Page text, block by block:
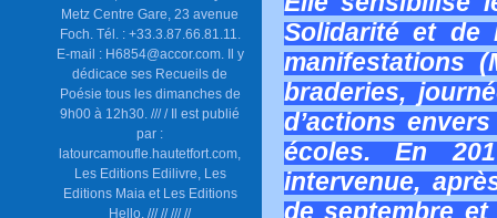
Metz Centre Gare, 23 avenue
Foch. Tél. : +33.3.87.66.81.11.
E-mail : H6854@accor.com. Il y
dédicace ses Recueils de
Poésie tous les dimanches de
9h00 à 12h30. /// / Il est publié
par :
latourcamoufle.hautetfort.com,
Les Editions Edilivre, Les
Editions Maia et Les Editions
Hello. /// // /// //
Solidarité et de
manifestations
braderies,
d’actions
écoles. En
intervenue,
de septembre